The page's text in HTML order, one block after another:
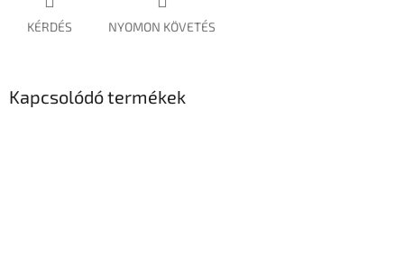
KÉRDÉS NYOMON KÖVETÉS
Kapcsolódó termékek